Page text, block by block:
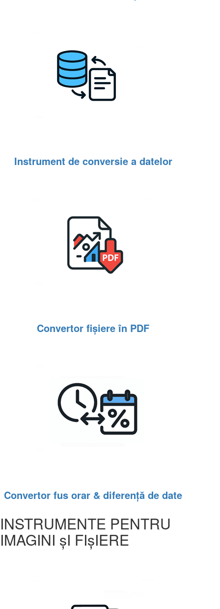
Instrument de conversie a datelor
Convertor fișiere în PDF
Convertor fus orar & diferență de date
INSTRUMENTE PENTRU
IMAGINI șI FIșIERE